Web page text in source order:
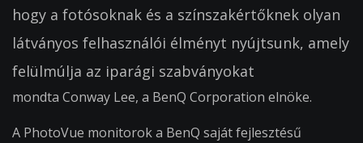
hogy a fotósoknak és a színszakértőknek olyan
látványos felhasználói élményt nyújtsunk, amely
felülmúlja az iparági szabványokat
mondta Conway Lee, a BenQ Corporation elnöke.
A PhotoVue monitorok a BenQ saját fejlesztésű